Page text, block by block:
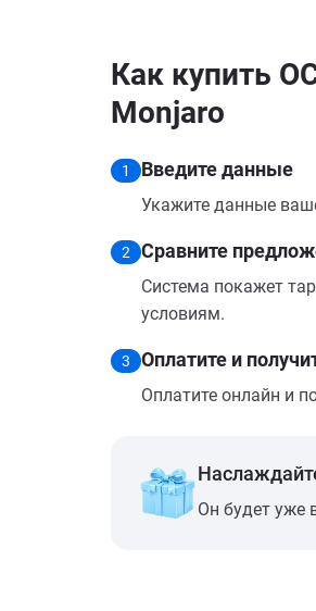
Как купить
Monjaro
1 Введите данные
Укажите данные
2 Сравните
Система покажет
условиям.
3 Оплатите и
Оплатите онлайн и
Он будет уже